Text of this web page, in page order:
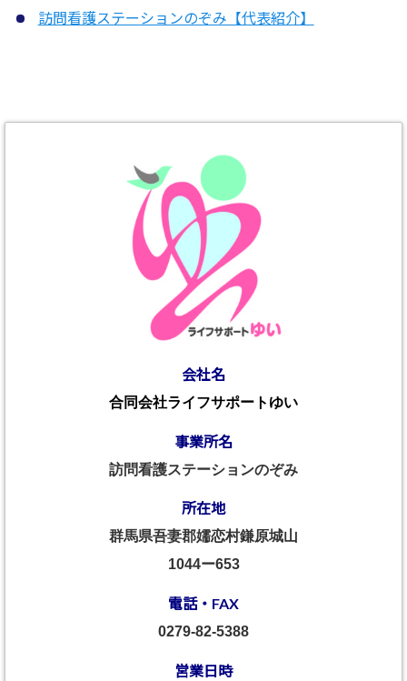
訪問看護ステーションのぞみ【代表紹介】
会社名
合同会社ライフサポートゆい
事業所名
訪問看護ステーションのぞみ
所在地
群馬県吾妻郡嬬恋村鎌原城山
1044ー653
電話・FAX
0279-82-5388
営業日時